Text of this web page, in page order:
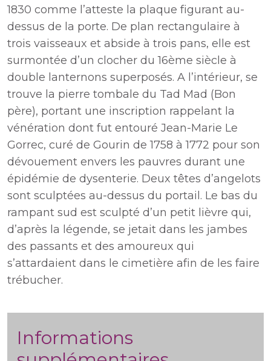
1830 comme l’atteste la plaque figurant au-
dessus de la porte. De plan rectangulaire à
trois vaisseaux et abside à trois pans, elle est
surmontée d’un clocher du 16ème siècle à
double lanternons superposés. A l’intérieur, se
trouve la pierre tombale du Tad Mad (Bon
père), portant une inscription rappelant la
vénération dont fut entouré Jean-Marie Le
Gorrec, curé de Gourin de 1758 à 1772 pour son
dévouement envers les pauvres durant une
épidémie de dysenterie. Deux têtes d’angelots
sont sculptées au-dessus du portail. Le bas du
rampant sud est sculpté d’un petit lièvre qui,
d’après la légende, se jetait dans les jambes
des passants et des amoureux qui
s’attardaient dans le cimetière afin de les faire
trébucher.
Informations